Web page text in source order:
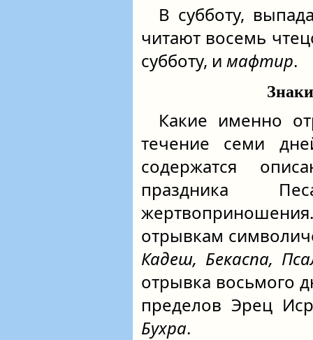
В субботу,
читают восемь
субботу, и мафтир.
Какие именно
течение семи
содержатся
праздника
отрывкам
Кадеш, Бекаспа,
отрывка восьмого
пределов Эрец
Бухра.